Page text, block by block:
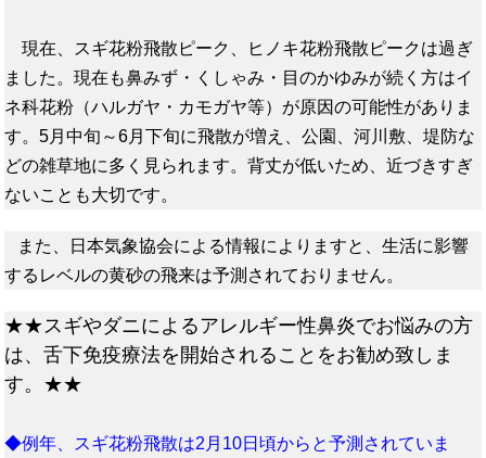
現在、スギ花粉飛散ピーク、ヒノキ花粉飛散ピークは過ぎ
ました。現在も鼻みず・くしゃみ・目のかゆみが続く方はイ
ネ科花粉（ハルガヤ・カモガヤ等）が原因の可能性がありま
す。5月中旬～6月下旬に飛散が増え、公園、河川敷、堤防な
どの雑草地に多く見られます。背丈が低いため、近づきすぎ
ないことも大切です。
また、日本気象協会による情報によりますと、生活に影響
するレベルの黄砂の飛来は予測されておりません。
★★スギやダニによるアレルギー性鼻炎でお悩みの方
は、舌下免疫療法を開始されることをお勧め致しま
す。★★
◆例年、スギ花粉飛散は2月10日頃からと予測されていま